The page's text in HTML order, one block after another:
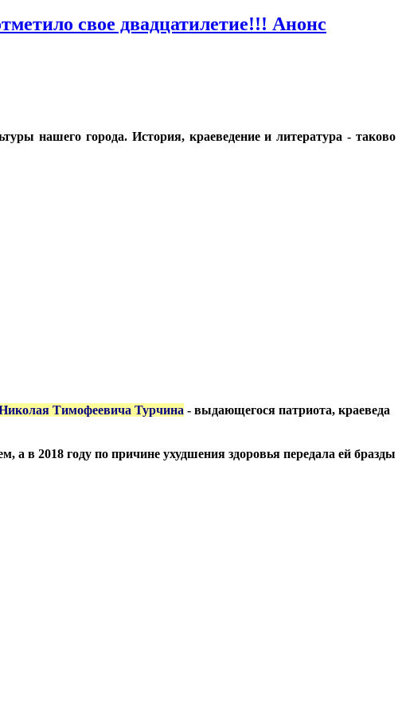
свое двадцатилетие!!! Анонс
нашего города. История, краеведение и литература - таково
Тимофеевича Турчина - выдающегося патриота, краеведа
а в 2018 году по причине ухудшения здоровья передала ей бразды